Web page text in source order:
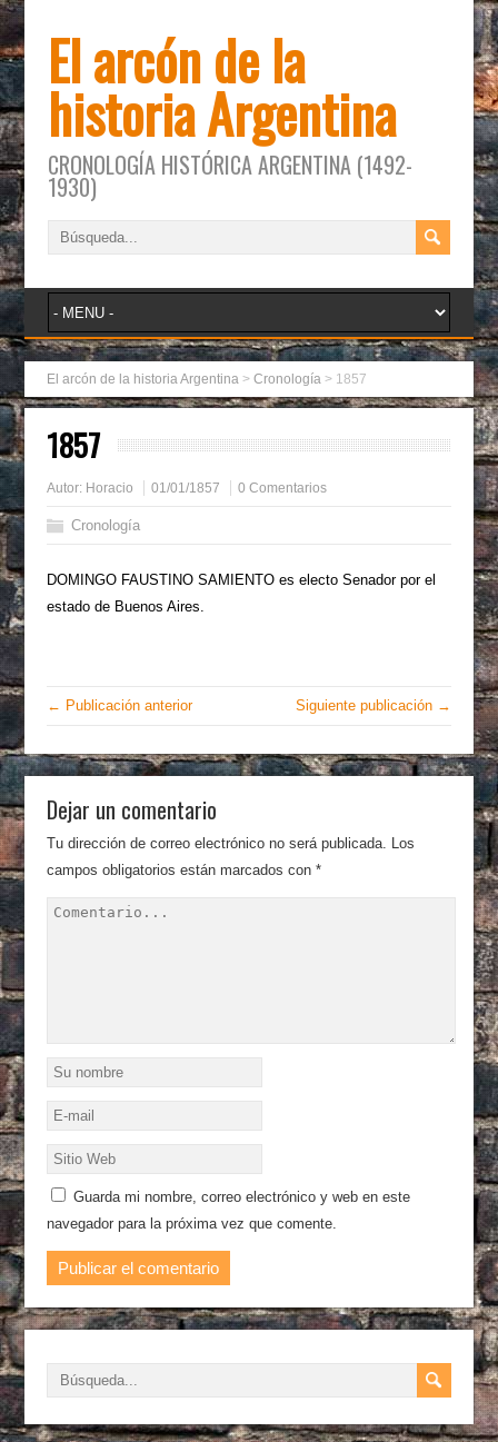
El arcón de la
historia Argentina
CRONOLOGÍA HISTÓRICA ARGENTINA (1492-
1930)
El arcón de la historia Argentina >Cronología > 1857
1857
Autor: Horacio 01/01/1857 0 Comentarios
Cronología
DOMINGO FAUSTINO SAMIENTO es electo Senador por el
estado de Buenos Aires.
← Publicación anterior Siguiente publicación →
Dejar un comentario
Tu dirección de correo electrónico no será publicada. Los
campos obligatorios están marcados con*
Guarda mi nombre, correo electrónico y web en este
navegador para la próxima vez que comente.